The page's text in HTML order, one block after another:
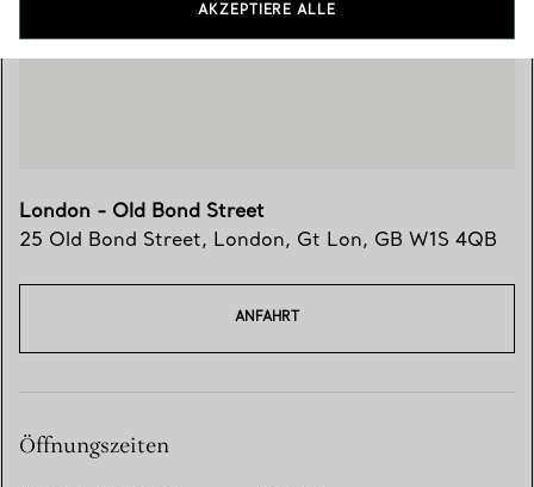
London - Old Bond Street
25 Old Bond Street, London, Gt Lon, GB W1S 4QB
ANFAHRT
Öffnungszeiten
AKZEPTIERE ALLE